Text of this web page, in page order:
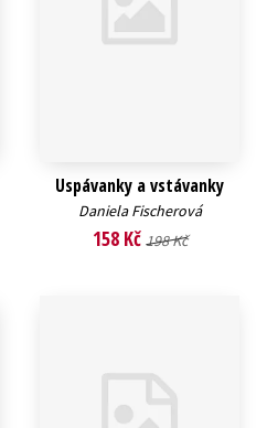
Uspávanky a vstávanky
Daniela Fischerová
158 Kč 198 Kč